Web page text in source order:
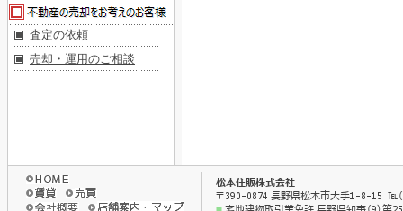
査定の依頼
売却・運用のご相談